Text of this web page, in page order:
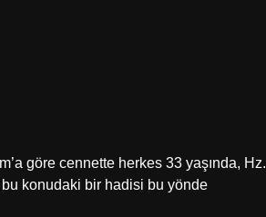
göre cennette herkes 33 yaşında, Hz.
bu konudaki bir hadisi bu yönde